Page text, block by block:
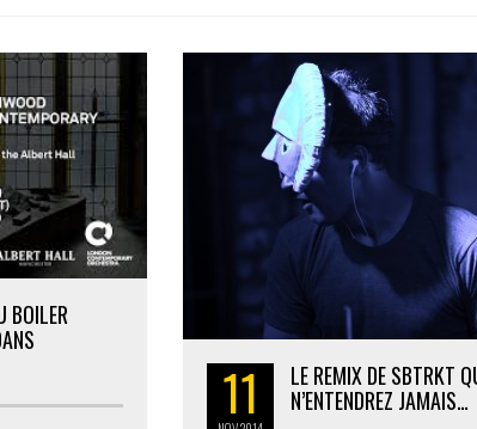
BOILER
11
LE REMIX DE SBTRKT
N’ENTENDREZ JAMAIS…